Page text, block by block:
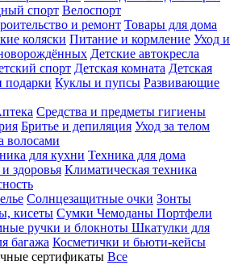
спорт Велоспорт
и ремонт Товары для дома
коляски Питание и кормление Уход и
Детские автокресла
спорт Детская комната Детская
Куклы и пупсы Развивающие
Средства и предметы гигиены
Бритье и депиляция Уход за телом
волосами
для кухни Техника для дома
здоровья Климатическая техника
Солнцезащитные очки Зонты
кисеты Сумки Чемоданы Портфели
ручки и блокноты Шкатулки для
багажа Косметички и бьюти-кейсы
сертификаты Все